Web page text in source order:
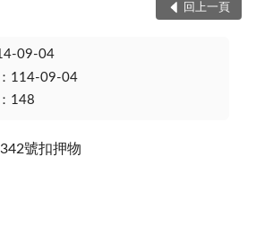
回上一頁
09-04
114-09-04
148
號扣押物